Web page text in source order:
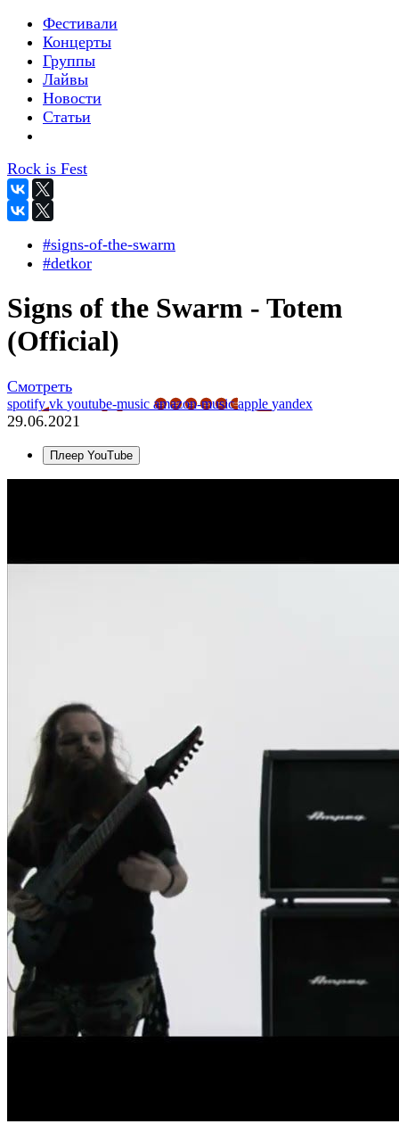
Фестивали
Концерты
Группы
Лайвы
Новости
Статьи
Rock is Fest
#signs-of-the-swarm
#detkor
Signs of the Swarm - Totem
(Official)
Смотреть
spotifyvk youtube-music amazon-musicapple yandex
29.06.2021
Плеер YouTube